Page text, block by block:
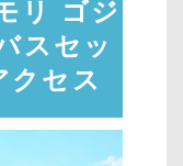
リ ゴジ
スセッ
クセス